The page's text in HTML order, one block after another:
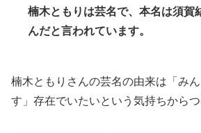
楠木ともりは芸名で、本名は須賀
んだと言われています。
楠木ともりさんの芸名の由来は「み
す」存在でいたいという気持ちからつ